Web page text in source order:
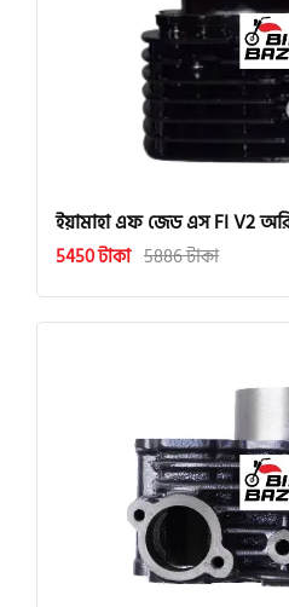
ইয়ামাহা এফ জেড এস FI V2
5450 টাকা 5886 টাকা